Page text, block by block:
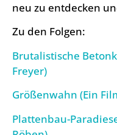
neu zu entdecken
Zu den Folgen:
Brutalistische
Freyer)
Größenwahn (Ein
Plattenbau-